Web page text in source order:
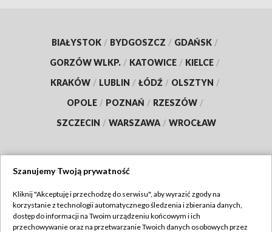
BIAŁYSTOK / BYDGOSZCZ / GDAŃSK /
GORZÓW WLKP. / KATOWICE / KIELCE /
KRAKÓW / LUBLIN / ŁÓDŹ / OLSZTYN /
OPOLE / POZNAŃ / RZESZÓW /
SZCZECIN / WARSZAWA / WROCŁAW
TVP
Abonament TVP
Szanujemy Twoją prywatność
Kliknij "Akceptuję i przechodzę do serwisu", aby wyrazić zgody na
korzystanie z technologii automatycznego śledzenia i zbierania danych,
dostęp do informacji na Twoim urządzeniu końcowym i ich
przechowywanie oraz na przetwarzanie Twoich danych osobowych przez